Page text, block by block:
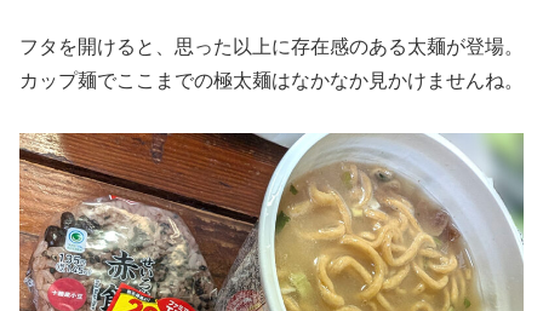
フタを開けると、思った以上に存在感のある太麺が登場。
カップ麺でここまでの極太麺はなかなか見かけませんね。